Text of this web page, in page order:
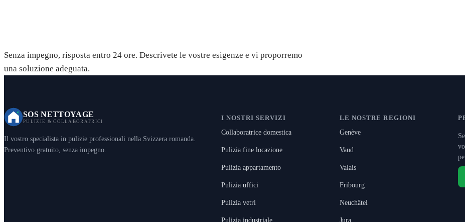
Senza impegno, risposta entro 24 ore. Descrivete le vostre esigenze e vi proporremo
una soluzione adeguata.
SOS NETTOYAGE
PULIZIE & COLLABORATRICI
Il vostro specialista in pulizie professionali nella Svizzera romanda.
Preventivo gratuito, senza impegno.
I NOSTRI SERVIZI
Collaboratrice domestica
Pulizia fine locazione
Pulizia appartamento
Pulizia uffici
Pulizia vetri
Pulizia industriale
LE NOSTRE REGIONI
Genève
Vaud
Valais
Fribourg
Neuchâtel
Jura